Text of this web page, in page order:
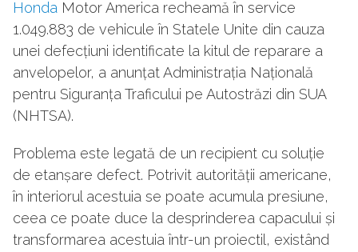
Honda Motor America recheamă în service
1.049.883 de vehicule în Statele Unite din cauza
unei defecțiuni identificate la kitul de reparare a
anvelopelor, a anunțat Administrația Națională
pentru Siguranța Traficului pe Autostrăzi din SUA
(NHTSA).
Problema este legată de un recipient cu soluție
de etanșare defect. Potrivit autorității americane,
în interiorul acestuia se poate acumula presiune,
ceea ce poate duce la desprinderea capacului și
transformarea acestuia într-un proiectil, existând